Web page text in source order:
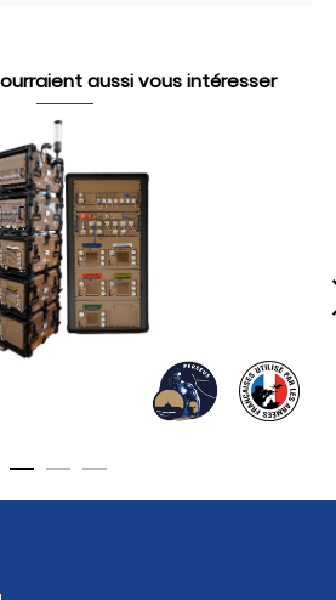
aussi vous intéresser